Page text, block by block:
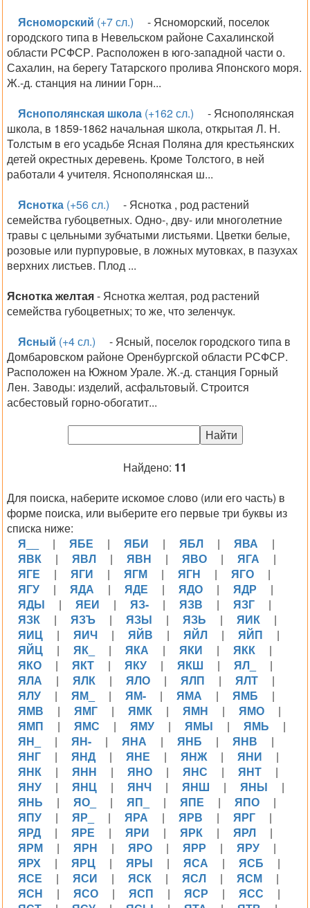
Ясноморский (+7 сл.)
- Ясноморский, поселок
городского типа в Невельском районе Сахалинской
области РСФСР. Расположен в юго-западной части о.
Сахалин, на берегу Татарского пролива Японского моря.
Ж.-д. станция на линии Горн...
Яснополянская школа (+162 сл.)
- Яснополянская
школа, в 1859-1862 начальная школа, открытая Л. Н.
Толстым в его усадьбе Ясная Поляна для крестьянских
детей окрестных деревень. Кроме Толстого, в ней
работали 4 учителя. Яснополянская ш...
Яснотка (+56 сл.)
- Яснотка , род растений
семейства губоцветных. Одно-, дву- или многолетние
травы с цельными зубчатыми листьями. Цветки белые,
розовые или пурпуровые, в ложных мутовках, в пазухах
верхних листьев. Плод ...
Яснотка желтая- Яснотка желтая, род растений
семейства губоцветных; то же, что зеленчук.
Ясный (+4 сл.)
- Ясный, поселок городского типа в
Домбаровском районе Оренбургской области РСФСР.
Расположен на Южном Урале. Ж.-д. станция Горный
Лен. Заводы: изделий, асфальтовый. Строится
асбестовый горно-обогатит...
Найдено: 11
Для поиска, наберите искомое слово (или его часть) в
форме поиска, или выберите его первые три буквы из
списка ниже:
Я__
| ЯБЕ | ЯБИ | ЯБЛ | ЯВА
|
ЯВК
| ЯВЛ | ЯВН | ЯВО | ЯГА
|
ЯГЕ
| ЯГИ | ЯГМ | ЯГН | ЯГО
|
ЯГУ
| ЯДА | ЯДЕ | ЯДО | ЯДР
|
ЯДЫ
| ЯЕИ | ЯЗ- | ЯЗВ | ЯЗГ
|
ЯЗК
| ЯЗЪ | ЯЗЫ | ЯЗЬ | ЯИК
|
ЯИЦ
| ЯИЧ | ЯЙВ | ЯЙЛ | ЯЙП
|
ЯЙЦ
| ЯК_ | ЯКА | ЯКИ | ЯКК
|
ЯКО
| ЯКТ | ЯКУ | ЯКШ | ЯЛ_
|
ЯЛА
| ЯЛК | ЯЛО | ЯЛП | ЯЛТ
|
ЯЛУ
| ЯМ_ | ЯМ- | ЯМА | ЯМБ
|
ЯМВ
| ЯМГ | ЯМК | ЯМН | ЯМО
|
ЯМП
| ЯМС | ЯМУ | ЯМЫ | ЯМЬ
|
ЯН_
| ЯН- | ЯНА | ЯНБ | ЯНВ
|
ЯНГ
| ЯНД | ЯНЕ | ЯНЖ | ЯНИ
|
ЯНК
| ЯНН | ЯНО | ЯНС | ЯНТ
|
ЯНУ
| ЯНЦ | ЯНЧ | ЯНШ | ЯНЫ
|
ЯНЬ
| ЯО_ | ЯП_ | ЯПЕ | ЯПО
|
ЯПУ
| ЯР_ | ЯРА | ЯРВ | ЯРГ
|
ЯРД
| ЯРЕ | ЯРИ | ЯРК | ЯРЛ
|
ЯРМ
| ЯРН | ЯРО | ЯРР | ЯРУ
|
ЯРХ
| ЯРЦ | ЯРЫ | ЯСА | ЯСБ
|
ЯСЕ
| ЯСИ | ЯСК | ЯСЛ | ЯСМ
|
ЯСН
| ЯСО | ЯСП | ЯСР | ЯСС
|